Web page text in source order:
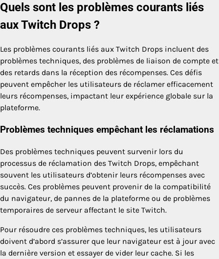
Quels sont les problèmes courants liés
aux Twitch Drops ?
Les problèmes courants liés aux Twitch Drops incluent des
problèmes techniques, des problèmes de liaison de compte et
des retards dans la réception des récompenses. Ces défis
peuvent empêcher les utilisateurs de réclamer efficacement
leurs récompenses, impactant leur expérience globale sur la
plateforme.
Problèmes techniques empêchant les réclamations
Des problèmes techniques peuvent survenir lors du
processus de réclamation des Twitch Drops, empêchant
souvent les utilisateurs d’obtenir leurs récompenses avec
succès. Ces problèmes peuvent provenir de la compatibilité
du navigateur, de pannes de la plateforme ou de problèmes
temporaires de serveur affectant le site Twitch.
Pour résoudre ces problèmes techniques, les utilisateurs
doivent d’abord s’assurer que leur navigateur est à jour avec
la dernière version et essayer de vider leur cache. Si les